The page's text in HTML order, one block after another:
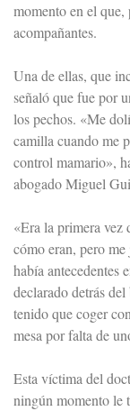
momento en el que,
acompañantes.
Una de ellas, que
señaló que fue por
los pechos. «Me
camilla cuando me
control mamario»,
abogado Miguel
«Era la primera vez
cómo eran, pero
había antecedentes
declarado detrás
tenido que coger
mesa por falta de
Esta víctima del
ningún momento le